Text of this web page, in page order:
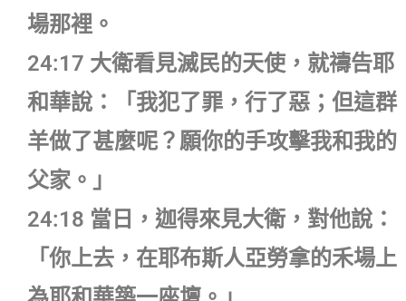
場那裡。
24:17 大衛看見滅民的天使，就禱告耶
和華說：「我犯了罪，行了惡；但這群
羊做了甚麼呢？願你的手攻擊我和我的
父家。」
24:18 當日，迦得來見大衛，對他說：
「你上去，在耶布斯人亞勞拿的禾場上